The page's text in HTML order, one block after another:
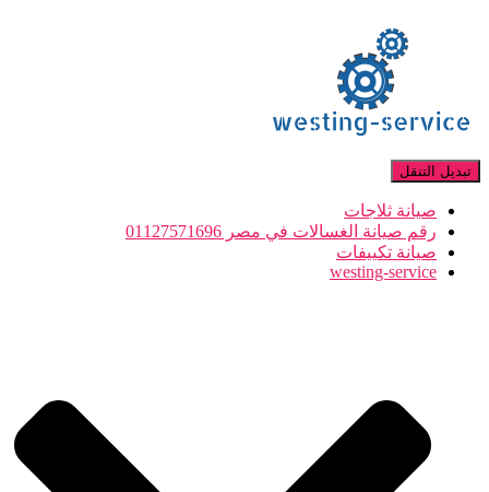
تبديل التنقل
صيانة ثلاجات
رقم صيانة الغسالات في مصر 01127571696
صيانة تكييفات
westing-service